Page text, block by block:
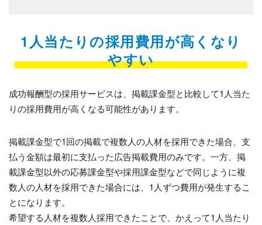
1人当たりの採用費用が高くなり
やすい
成功報酬型の採用サービスは、掲載課金型と比較して1人当た
りの採用費用が高くなる可能性があります。
掲載課金型で1回の掲載で複数人の人材を採用できた場合、支
払う金額は最初に支払った広告掲載費用のみです。一方、掲
載課金型以外の応募課金型や採用課金型などで同じように複
数人の人材を採用できた場合には、1人ずつ費用が発生するこ
とになります。
希望する人材を複数人採用できたことで、かえって1人当たり